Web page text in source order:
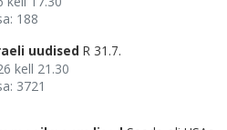
188
uudised R 31.7.
kell 21.30
3721